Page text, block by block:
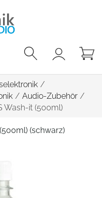
/
/ Audio-Zubehör/
Wash-it (500ml)
(schwarz)